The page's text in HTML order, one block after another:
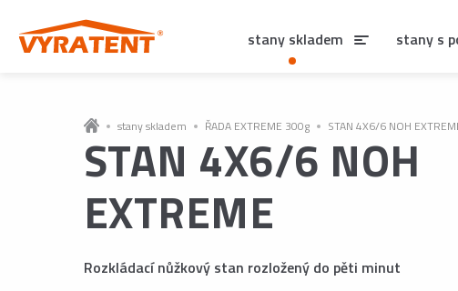
stany skladem ŘADA EXTREME 300g STAN 4X6/6 NOH
STAN 4X6/6 NOH
EXTREME
Rozkládací nůžkový stan rozložený do pěti minut
stany skladem stany s